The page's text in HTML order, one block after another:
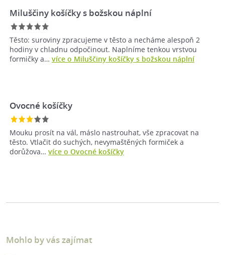
Miluščiny košíčky s božskou náplní
Těsto: suroviny zpracujeme v těsto a necháme alespoň 2
hodiny v chladnu odpočinout. Naplníme tenkou vrstvou
formičky a… více o Miluščiny košíčky s božskou náplní
Ovocné košíčky
Mouku prosít na vál, máslo nastrouhat, vše zpracovat na
těsto. Vtlačit do suchých, nevymaštěných formiček a
dorůžova… více o Ovocné košíčky
Mohlo by vás zajímat